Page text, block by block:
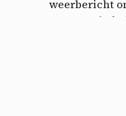
weerbericht